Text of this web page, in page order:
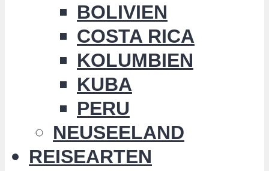
BOLIVIEN
COSTA RICA
KOLUMBIEN
KUBA
PERU
NEUSEELAND
REISEARTEN